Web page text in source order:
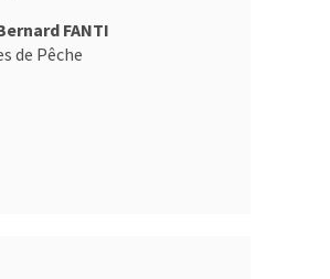
FANTI
de Pêche